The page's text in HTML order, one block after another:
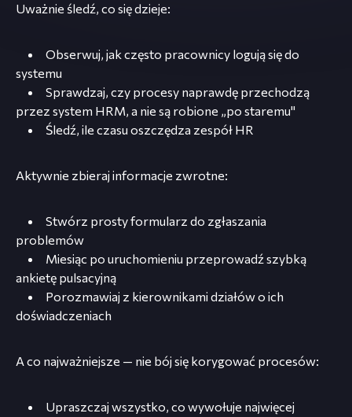
Uważnie śledź, co się dzieje:
Obserwuj, jak często pracownicy logują się do
systemu
Sprawdzaj, czy procesy naprawdę przechodzą
przez system HRM, a nie są robione „po staremu"
Śledź, ile czasu oszczędza zespół HR
Aktywnie zbieraj informacje zwrotne:
Stwórz prosty formularz do zgłaszania
problemów
Miesiąc po uruchomieniu przeprowadź szybką
ankietę pulsacyjną
Porozmawiaj z kierownikami działów o ich
doświadczeniach
A co najważniejsze — nie bój się korygować procesów:
Upraszczaj wszystko, co wywołuje najwięcej